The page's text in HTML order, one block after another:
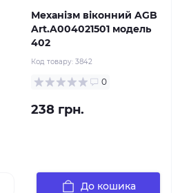
Механізм віконний AGB
Art.A004021501 модель
402
Код товару: 3842
0
238 грн.
До кошика